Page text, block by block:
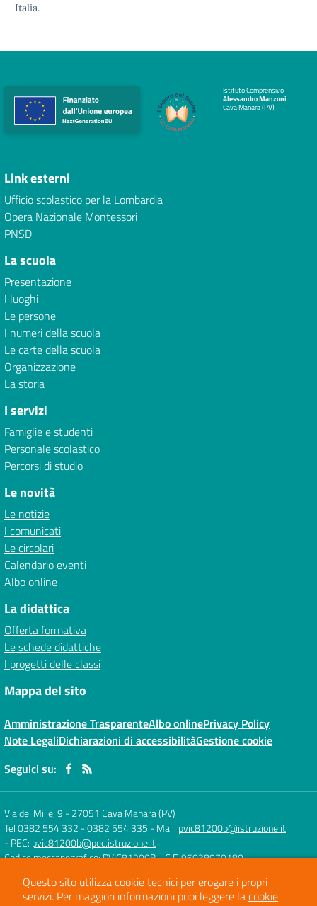
Italia.
Istituto Comprensivo
Alessandro Manzoni
Cava Manara (PV)
Link esterni
Ufficio scolastico per la Lombardia
Opera Nazionale Montessori
PNSD
La scuola
Presentazione
I luoghi
Le persone
I numeri della scuola
Le carte della scuola
Organizzazione
La storia
I servizi
Famiglie e studenti
Personale scolastico
Percorsi di studio
Le novità
Le notizie
I comunicati
Le circolari
Calendario eventi
Albo online
La didattica
Offerta formativa
Le schede didattiche
I progetti delle classi
Mappa del sito
Amministrazione TrasparenteAlbo onlinePrivacy Policy
Note LegaliDichiarazioni di accessibilitàGestione cookie
Seguici su:
Via dei Mille, 9 -27051 Cava Manara (PV)
Tel 0382 554 332 - 0382 554 335 - Mail: pvic81200b@istruzione.it
- PEC: pvic81200b@pec.istruzione.it
Codice meccanografico: PVIC81200B- C.F. 96038970180
Concept & Design by Designers Italia
Questo sito utilizza cookie tecnici per erogare i propri
servizi. Per maggiori informazioni puoi leggere lacookie